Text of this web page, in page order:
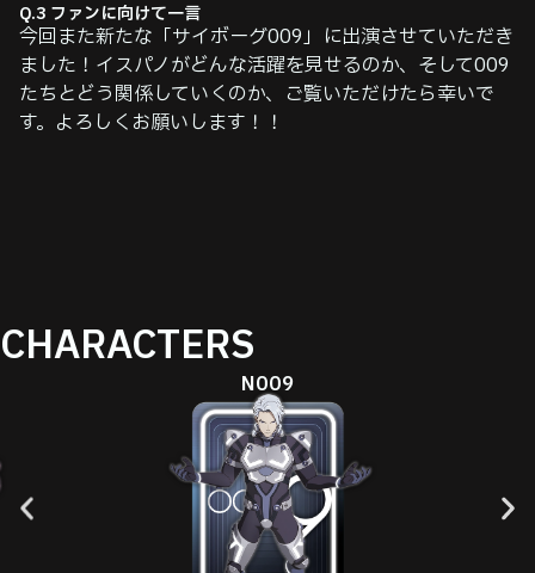
Q.3 ファンに向けて⼀⾔
今回また新たな「サイボーグ009」に出演させていただき
ました！イスパノがどんな活躍を見せるのか、そして009
たちとどう関係していくのか、ご覧いただけたら幸いで
す。よろしくお願いします！！
CHARACTERS
N009